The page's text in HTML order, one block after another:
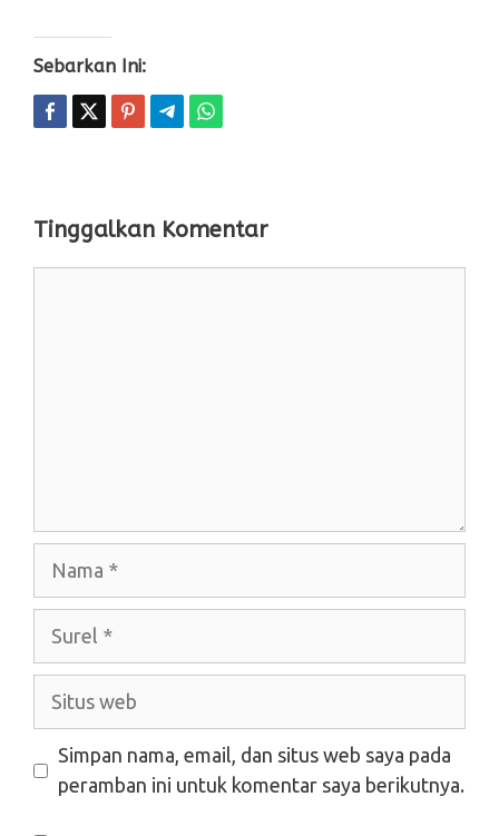
Sebarkan Ini:
Tinggalkan Komentar
Situs
Simpan nama, email, dan situs web saya pada
peramban ini untuk komentar saya berikutnya.